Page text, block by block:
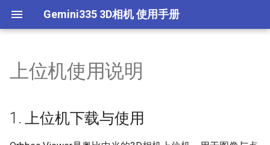
Gemini335 3D相机 使用手册
版权声明-Gemini335
Gemini335相机规格与常见问
Gemini335官方软件生态与独
家教程获取方法
🔒 英伟达显卡驱动-CUDA-
🔒 英伟达显卡驱动-CUDA-
CUDNN-Ubuntu
🔒 测试pyorbbecsdk动态链接
🔒 设备连接与基本信息读取
🔒 Gemini335相机对象初始化
🔒 Gemini2 3D相机对象初始化
🔒 彩图获取与动态更新
🔒 使用二值化罩层筛选点云
🔒 平面拟合
🔒 获取相机坐标系下工作台平
🔒 HSV颜色阈值调参+色块检
🔒 色块检测与定位
🔒 YoloV8目标检测模型训练与
🔒 YoloV8目标检测(Gemini2)
🔒 使用ISAT制作实例分割数据
🔒 YoloV8实例分割模型训练与
部署
🔒 人脸检测
🔒 人脸跟踪(扩展卡尔曼滤波)
🔒 人脸特征点检测
🔒 安装OpenCV4.7-Ubuntu
🔒 Open3D编译与安装
(Ubuntu20.04-CUDA加速)
上位机使用说明
1. 上位机下载与使用